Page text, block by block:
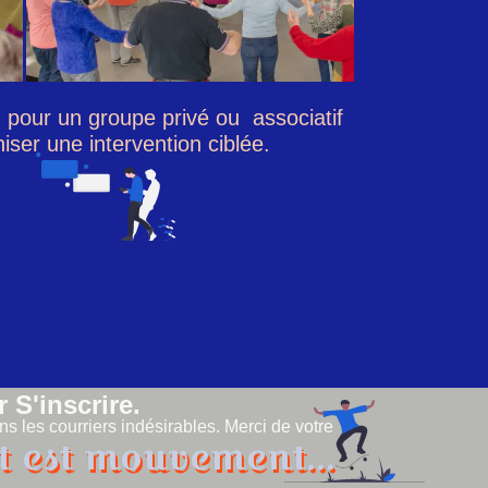
est mouvement...
S'inscrire.
les courriers indésirables. Merci de votre
un groupe privé ou associatif
une intervention ciblée.